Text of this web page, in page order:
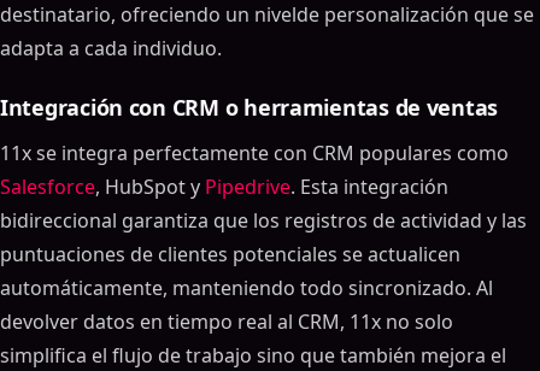
destinatario, ofreciendo un nivelde personalización que se
adapta a cada individuo.
Integración con CRM o herramientas de ventas
11x se integra perfectamente con CRM populares como
Salesforce, HubSpot y Pipedrive. Esta integración
bidireccional garantiza que los registros de actividad y las
puntuaciones de clientes potenciales se actualicen
automáticamente, manteniendo todo sincronizado. Al
devolver datos en tiempo real al CRM, 11x no solo
simplifica el flujo de trabajo sino que también mejora el